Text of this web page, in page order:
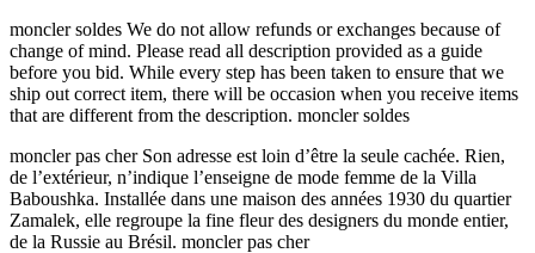
moncler soldes We do not allow refunds or exchanges because of
change of mind. Please read all description provided as a guide
before you bid. While every step has been taken to ensure that we
ship out correct item, there will be occasion when you receive items
that are different from the description. moncler soldes
moncler pas cher Son adresse est loin d’être la seule cachée. Rien,
de l’extérieur, n’indique l’enseigne de mode femme de la Villa
Baboushka. Installée dans une maison des années 1930 du quartier
Zamalek, elle regroupe la fine fleur des designers du monde entier,
de la Russie au Brésil. moncler pas cher